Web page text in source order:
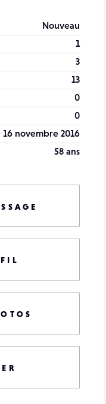
Nouveau
1
3
13
0
0
16 novembre 2016
58 ans